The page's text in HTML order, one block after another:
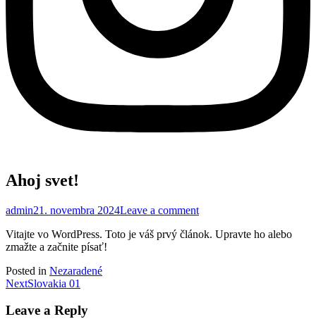
Ahoj svet!
admin21. novembra 2024Leave a comment
Vitajte vo WordPress. Toto je váš prvý článok. Upravte ho alebo
zmažte a začnite písať!
Posted in Nezaradené
Post
navigation
NextSlovakia 01
Leave a Reply